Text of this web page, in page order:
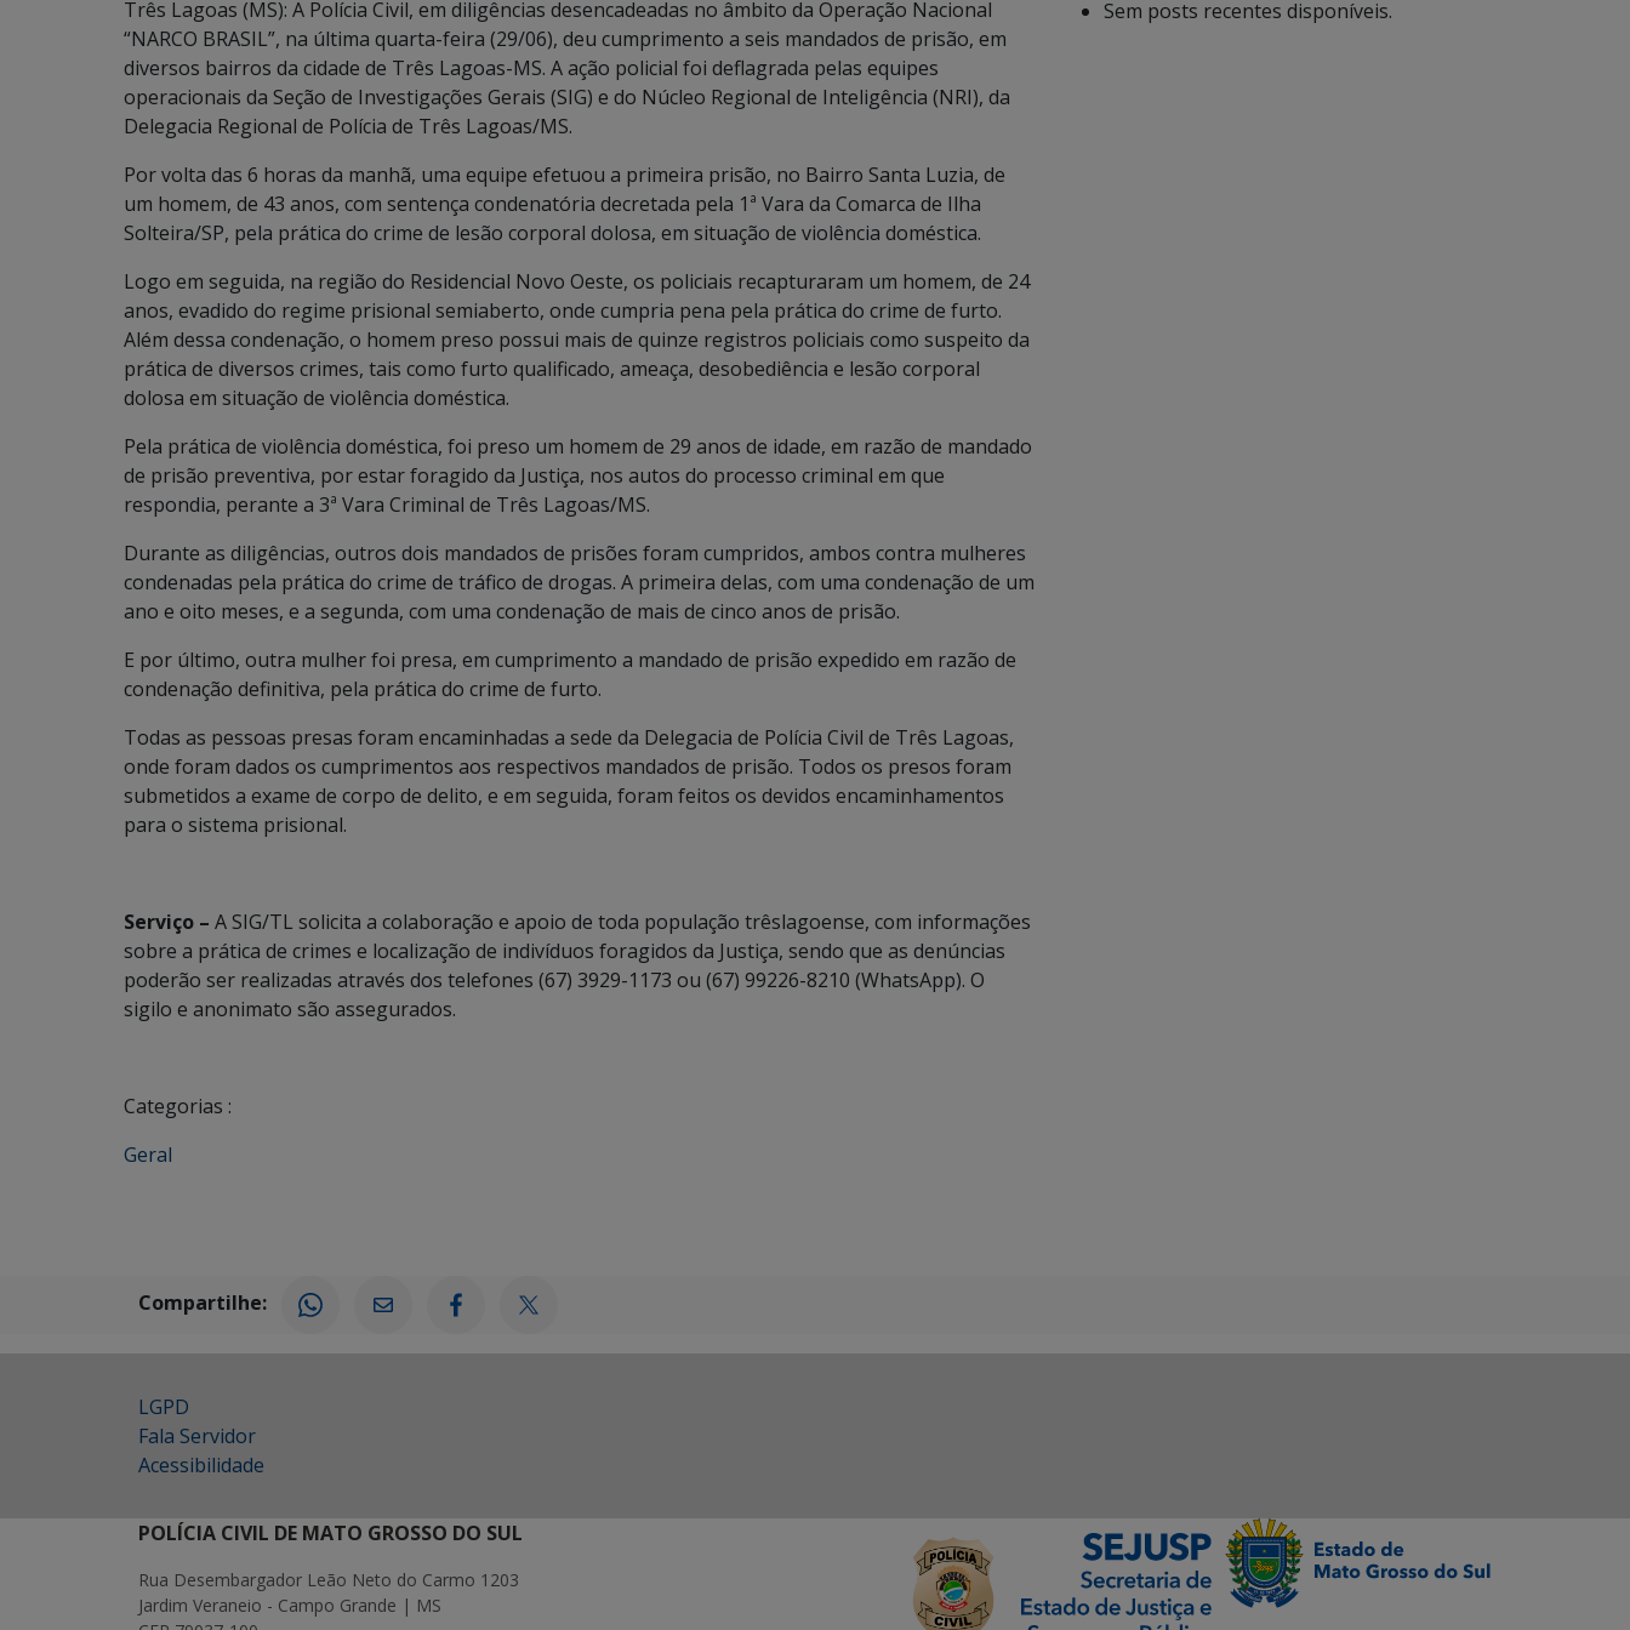
Três Lagoas (MS): A Polícia Civil, em diligências desencadeadas no âmbito da Operação Nacional
“NARCO BRASIL”, na última quarta-feira (29/06), deu cumprimento a seis mandados de prisão, em
diversos bairros da cidade de Três Lagoas-MS. A ação policial foi deflagrada pelas equipes
operacionais da Seção de Investigações Gerais (SIG) e do Núcleo Regional de Inteligência (NRI), da
Delegacia Regional de Polícia de Três Lagoas/MS.
Por volta das 6 horas da manhã, uma equipe efetuou a primeira prisão, no Bairro Santa Luzia, de
um homem, de 43 anos, com sentença condenatória decretada pela 1ª Vara da Comarca de Ilha
Solteira/SP, pela prática do crime de lesão corporal dolosa, em situação de violência doméstica.
Logo em seguida, na região do Residencial Novo Oeste, os policiais recapturaram um homem, de 24
anos, evadido do regime prisional semiaberto, onde cumpria pena pela prática do crime de furto.
Além dessa condenação, o homem preso possui mais de quinze registros policiais como suspeito da
prática de diversos crimes, tais como furto qualificado, ameaça, desobediência e lesão corporal
dolosa em situação de violência doméstica.
Pela prática de violência doméstica, foi preso um homem de 29 anos de idade, em razão de mandado
de prisão preventiva, por estar foragido da Justiça, nos autos do processo criminal em que
respondia, perante a 3ª Vara Criminal de Três Lagoas/MS.
Durante as diligências, outros dois mandados de prisões foram cumpridos, ambos contra mulheres
condenadas pela prática do crime de tráfico de drogas. A primeira delas, com uma condenação de um
ano e oito meses, e a segunda, com uma condenação de mais de cinco anos de prisão.
E por último, outra mulher foi presa, em cumprimento a mandado de prisão expedido em razão de
condenação definitiva, pela prática do crime de furto.
Todas as pessoas presas foram encaminhadas a sede da Delegacia de Polícia Civil de Três Lagoas,
onde foram dados os cumprimentos aos respectivos mandados de prisão. Todos os presos foram
submetidos a exame de corpo de delito, e em seguida, foram feitos os devidos encaminhamentos
para o sistema prisional.
Serviço – A SIG/TL solicita a colaboração e apoio de toda população trêslagoense, com informações
sobre a prática de crimes e localização de indivíduos foragidos da Justiça, sendo que as denúncias
poderão ser realizadas através dos telefones (67) 3929-1173 ou (67) 99226-8210 (WhatsApp). O
sigilo e anonimato são assegurados.
Categorias :
Geral
Sem posts recentes disponíveis.
Compartilhe:
LGPD
Fala Servidor
Acessibilidade
POLÍCIA CIVIL DE MATO GROSSO DO SUL
Rua Desembargador Leão Neto do Carmo 1203
Jardim Veraneio - Campo Grande | MS